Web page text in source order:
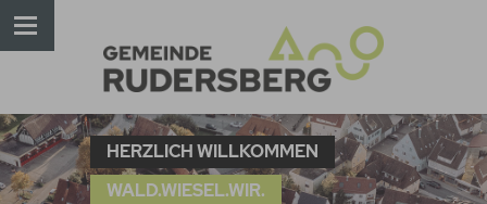
HERZLICH WILLKOMMEN
WALD.WIESEL.WIR.